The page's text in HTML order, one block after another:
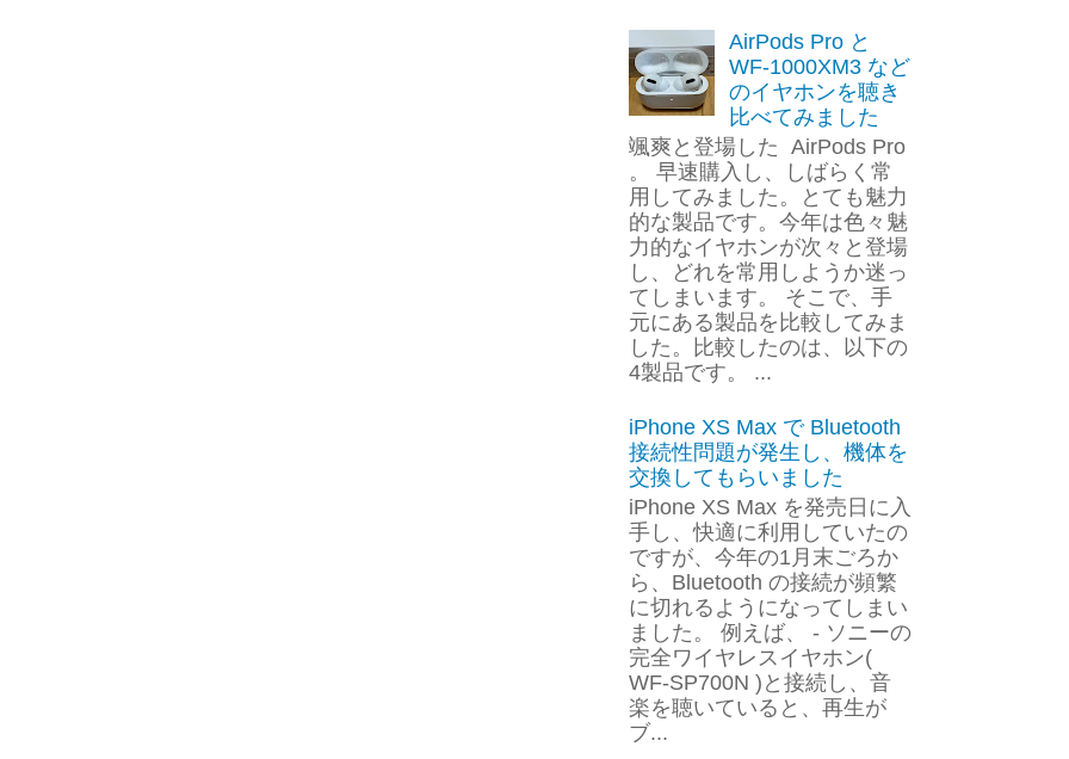
AirPods Pro と
WF-1000XM3 など
のイヤホンを聴き
比べてみました
颯爽と登場した AirPods Pro
。 早速購入し、しばらく常
用してみました。とても魅力
的な製品です。今年は色々魅
力的なイヤホンが次々と登場
し、どれを常用しようか迷っ
てしまいます。 そこで、手
元にある製品を比較してみま
した。比較したのは、以下の
4製品です。 ...
iPhone XS Max で Bluetooth
接続性問題が発生し、機体を
交換してもらいました
iPhone XS Max を発売日に入
手し、快適に利用していたの
ですが、今年の1月末ごろか
ら、Bluetooth の接続が頻繁
に切れるようになってしまい
ました。 例えば、 - ソニーの
完全ワイヤレスイヤホン(
WF-SP700N )と接続し、音
楽を聴いていると、再生が
ブ...